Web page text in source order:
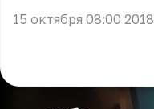
15 октября 08:00 2018